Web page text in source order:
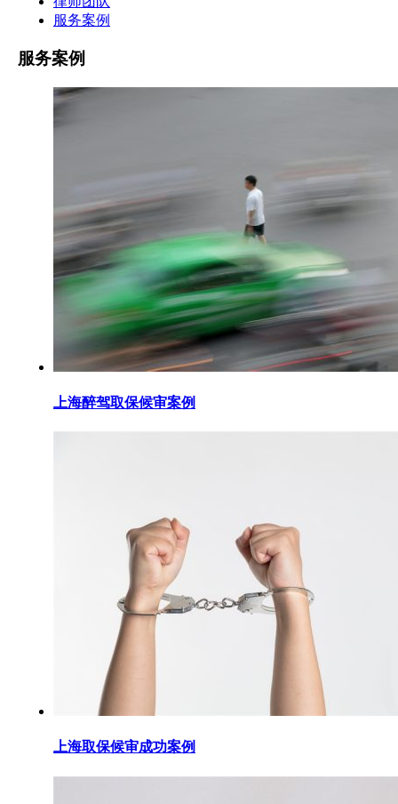
服务案例
服务案例
上海醉驾取保候审案例
上海取保候审成功案例